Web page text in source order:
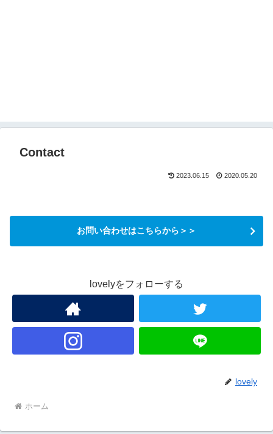
Contact
2023.06.15 2020.05.20
お問い合わせはこちらから＞＞
lovelyをフォローする
lovely
ホーム